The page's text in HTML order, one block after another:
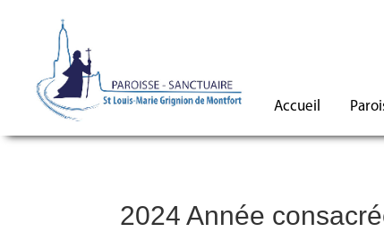
Accueil
2024 Année